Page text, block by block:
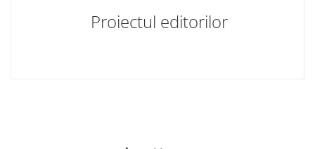
Proiectul editorilor